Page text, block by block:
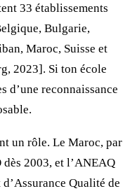
33 établissements
Bulgarie,
Maroc, Suisse et
2023]. Si ton école
d’une reconnaissance
un rôle. Le Maroc, par
2003, et l’ANEAQ
Qualité de